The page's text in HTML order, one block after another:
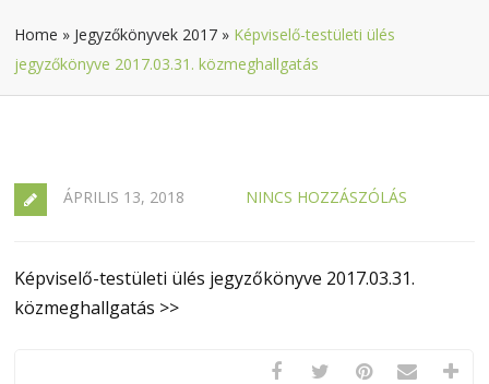
Home » Jegyzőkönyvek 2017 » Képviselő-testületi ülés
jegyzőkönyve 2017.03.31. közmeghallgatás
ÁPRILIS 13, 2018 NINCS HOZZÁSZÓLÁS
Képviselő-testületi ülés jegyzőkönyve 2017.03.31.
közmeghallgatás >>